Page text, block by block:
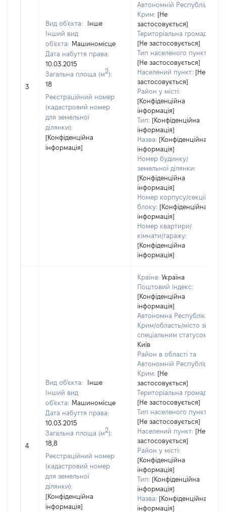
3
Вид об'єкта:
Інше
Інший вид
об'єкта: Машиномісце
Дата набуття права:
10.03.2015
Загальна площа (м2):
18
Реєстраційний номер
(кадастровий номер
для земельної
ділянки):
[Конфіденційна
інформація]
Автономній Республіці
Крим: [Не
застосовується]
Територіальна громада:
[Не застосовується]
Тип населеного пункту:
[Не застосовується]
Населений пункт: [Не
застосовується]
Район у місті:
[Конфіденційна
інформація]
Тип: [Конфіденційна
інформація]
Назва: [Конфіденційна
інформація]
Номер будинку/
земельної ділянки:
[Конфіденційна
інформація]
Номер корпусу/секції/
блоку: [Конфіденційна
інформація]
Номер квартири/
кімнати/гаражу:
[Конфіденційна
інформація]
4
Вид об'єкта:
Інше
Інший вид
об'єкта: Машиномісце
Дата набуття права:
10.03.2015
Загальна площа (м2):
18,8
Реєстраційний номер
(кадастровий номер
для земельної
ділянки):
[Конфіденційна
інформація]
Країна: Україна
Поштовий індекс:
[Конфіденційна
інформація]
Автономна Республіка
Крим/область/місто зі
спеціальним статусом:
Київ
Район в області та
Автономній Республіці
Крим: [Не
застосовується]
Територіальна громада:
[Не застосовується]
Тип населеного пункту:
[Не застосовується]
Населений пункт: [Не
застосовується]
Район у місті:
[Конфіденційна
інформація]
Тип: [Конфіденційна
інформація]
Назва: [Конфіденційна
інформація]